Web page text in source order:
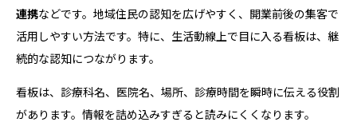
連携などです。地域住民の認知を広げやすく、開業前後の集客で
活用しやすい方法です。特に、生活動線上で目に入る看板は、継
続的な認知につながります。
看板は、診療科名、医院名、場所、診療時間を瞬時に伝える役割
があります。情報を詰め込みすぎると読みにくくなります。